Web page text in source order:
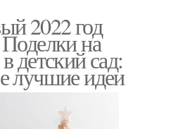
2022 год
на
детский сад:
лучшие идеи